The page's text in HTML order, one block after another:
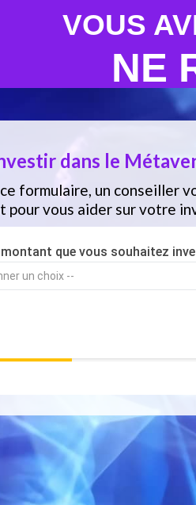
VOUS
NE
dans le
formulaire, un conseiller
pour vous aider sur votre
montant que vous souhaitez